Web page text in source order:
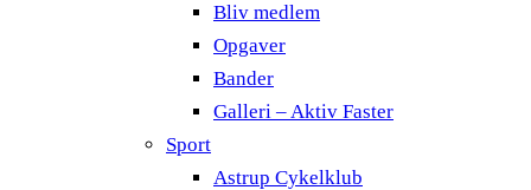
Bliv medlem
Opgaver
Bander
Galleri – Aktiv Faster
Sport
Astrup Cykelklub